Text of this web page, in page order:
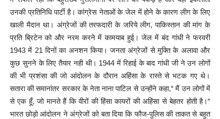
उनकी प्रतिनिधि पार्टी है। कांग्रेस नेताओं के जेल में होने के कारण लीग के लिए
खाली मैदान था। अंग्रेजों की तरफदारी के जरिये लीग, पाकिस्तान की मांग के
प्रति ब्रिटेन को और नरम करने में कामयाब हुई। जेल में बंद गांधी ने फरवरी
1943 में 21 दिनों का अनशन किया। जनता अंग्रेजों से मुक्ति के अलावा और
कुछ सुनने के लिए तैयार नही थी। 1944 में रिहाई के बाद गांधी जी ने उन लोगों
की भी प्रशंसा की जो आंदोलन के दौरान अहिंसा के रास्ते से भटक गए थे।
सतारा की समानांतर सरकार के नेता नाना पाटिल से उन्होंने कहा,“ मैं उन लोगों में
से एक हूँ, जो मानते हैं कि वीरों की हिंसा कायरों की अहिंसा से बेहतर होती है।“
भारत छोड़ो आंदोलन ने अंग्रेजों को बता दिया कि फौज-पुलिस की ताकत से बहुत